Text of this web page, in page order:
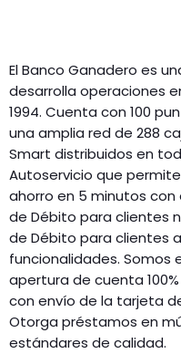
El Banco Ganadero es
desarrolla operaciones
1994. Cuenta con 100
una amplia red de 288
Smart distribuidos en
Autoservicio que
ahorro en 5 minutos
de Débito para clientes
de Débito para clientes
funcionalidades. Somos
apertura de cuenta
con envío de la tarjeta
Otorga préstamos en
estándares de calidad.